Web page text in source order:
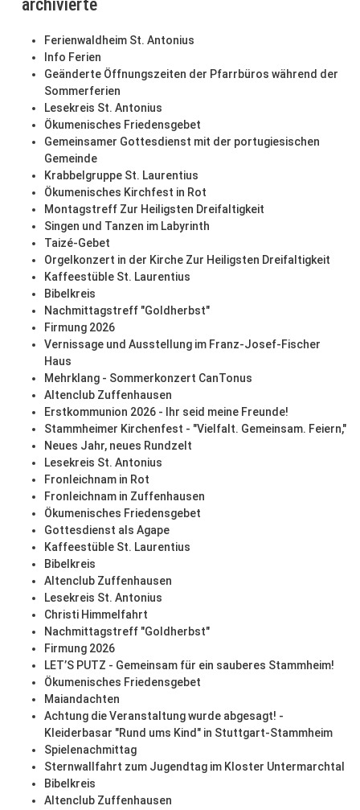
archivierte
Ferienwaldheim St. Antonius
Info Ferien
Geänderte Öffnungszeiten der Pfarrbüros während der
Sommerferien
Lesekreis St. Antonius
Ökumenisches Friedensgebet
Gemeinsamer Gottesdienst mit der portugiesischen
Gemeinde
Krabbelgruppe St. Laurentius
Ökumenisches Kirchfest in Rot
Montagstreff Zur Heiligsten Dreifaltigkeit
Singen und Tanzen im Labyrinth
Taizé-Gebet
Orgelkonzert in der Kirche Zur Heiligsten Dreifaltigkeit
Kaffeestüble St. Laurentius
Bibelkreis
Nachmittagstreff "Goldherbst"
Firmung 2026
Vernissage und Ausstellung im Franz-Josef-Fischer
Haus
Mehrklang - Sommerkonzert CanTonus
Altenclub Zuffenhausen
Erstkommunion 2026 - Ihr seid meine Freunde!
Stammheimer Kirchenfest - "Vielfalt. Gemeinsam. Feiern,"
Neues Jahr, neues Rundzelt
Lesekreis St. Antonius
Fronleichnam in Rot
Fronleichnam in Zuffenhausen
Ökumenisches Friedensgebet
Gottesdienst als Agape
Kaffeestüble St. Laurentius
Bibelkreis
Altenclub Zuffenhausen
Lesekreis St. Antonius
Christi Himmelfahrt
Nachmittagstreff "Goldherbst"
Firmung 2026
LET’S PUTZ - Gemeinsam für ein sauberes Stammheim!
Ökumenisches Friedensgebet
Maiandachten
Achtung die Veranstaltung wurde abgesagt! -
Kleiderbasar "Rund ums Kind" in Stuttgart-Stammheim
Spielenachmittag
Sternwallfahrt zum Jugendtag im Kloster Untermarchtal
Bibelkreis
Altenclub Zuffenhausen